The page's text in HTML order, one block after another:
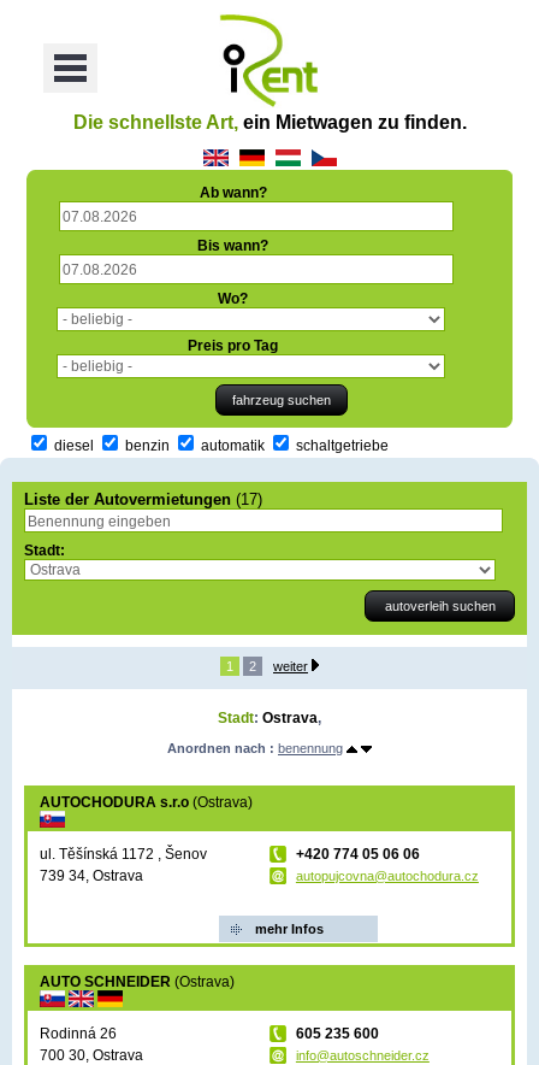
Menu
Die schnellste Art,ein Mietwagen zu finden.
Ab wann?
Bis wann?
Wo?
Preis pro Tag
diesel benzin automatik schaltgetriebe
Liste der Autovermietungen (17)
Stadt:
1 2 weiter
Stadt: Ostrava,
Anordnen nach : benennung
AUTOCHODURA s.r.o (Ostrava)
ul. Těšínská 1172 , Šenov
739 34, Ostrava
+420 774 05 06 06
autopujcovna@autochodura.cz
mehr Infos
AUTO SCHNEIDER (Ostrava)
Rodinná 26
700 30, Ostrava
605 235 600
info@autoschneider.cz